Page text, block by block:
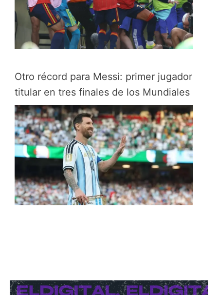
Otro récord para Messi: primer jugador
titular en tres finales de los Mundiales